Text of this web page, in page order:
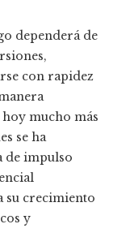
dependerá de
con rapidez
mucho más
se ha
de impulso
su crecimiento
y